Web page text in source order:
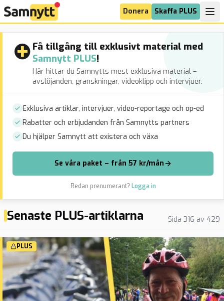
Donera Skaffa PLUS
Få tillgång till exklusivt material med
Samnytt PLUS!
Här hittar du Samnytts mest exklusiva material –
avslöjanden, granskningar, videoklipp och intervjuer.
Exklusiva artiklar, intervjuer, video-reportage och op-ed
Rabatter och erbjudanden från Samnytts partners
Du hjälper Samnytt att existera och växa
Se våra paket – från 57 kr/mån
Redan prenumerant? Logga in
Senaste PLUS-artiklarna Sida 316 av 429
PLUS